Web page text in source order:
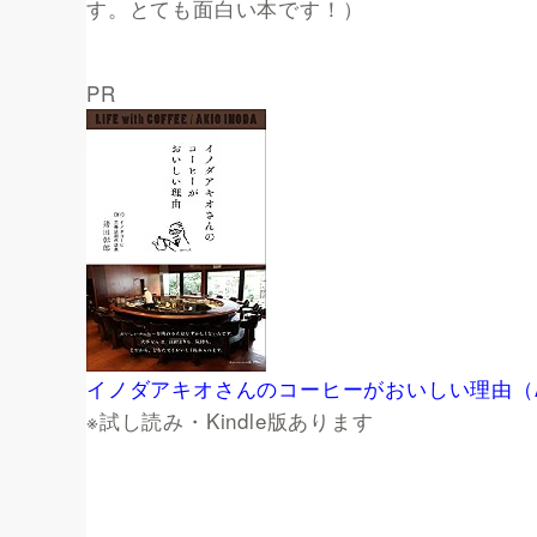
す。とても面白い本です！）
PR
イノダアキオさんのコーヒーがおいしい理由（
※試し読み・Kindle版あります